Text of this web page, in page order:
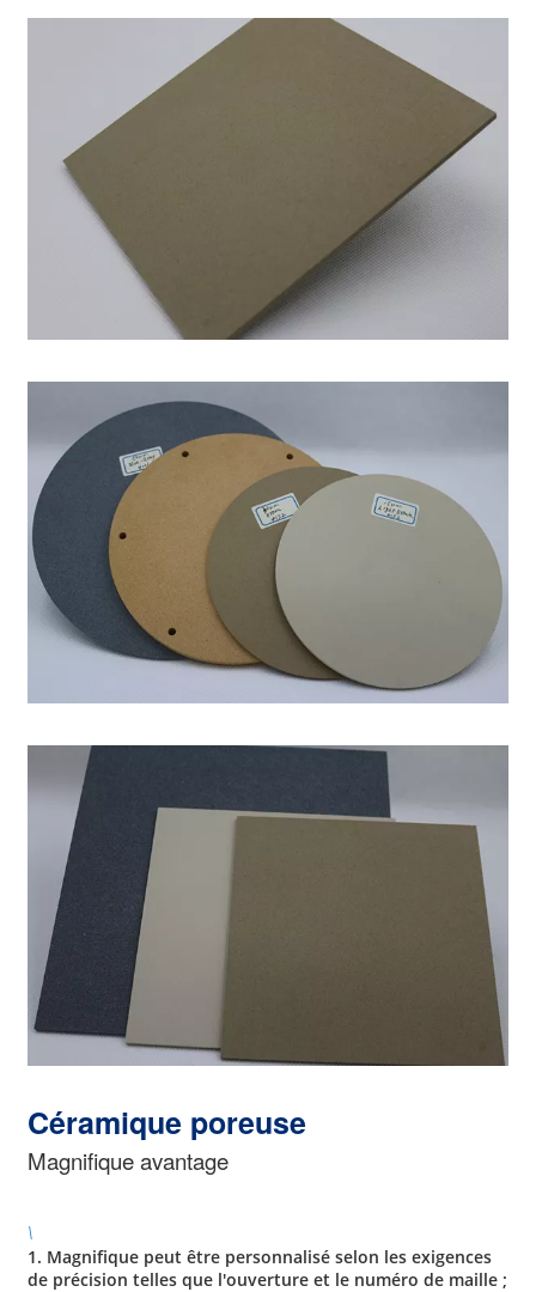
Céramique poreuse
Magnifique avantage
\
1. Magnifique peut être personnalisé selon les exigences
de précision telles que l'ouverture et le numéro de maille ;